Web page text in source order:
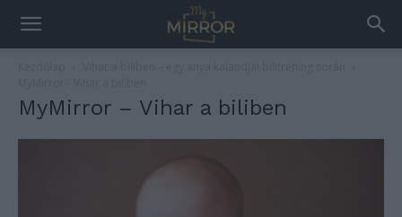
MyMirror – Vihar a biliben